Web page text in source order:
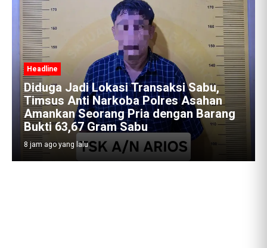
Headline
Satres Narkoba Polres Asahan
Amankan Pria Pengedar Sabu, Sita
19,60 Gram Barang Bukti
8 jam ago yang lalu